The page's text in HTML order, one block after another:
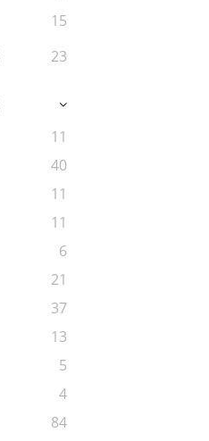
15
23
11
40
11
11
6
21
37
13
5
4
84